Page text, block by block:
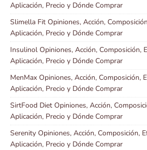
Aplicación, Precio y Dónde Comprar
Slimella Fit Opiniones, Acción,
Aplicación, Precio y Dónde Comprar
Insulinol Opiniones, Acción, Composición,
Aplicación, Precio y Dónde Comprar
MenMax Opiniones, Acción, Composición,
Aplicación, Precio y Dónde Comprar
SirtFood Diet Opiniones, Acción,
Aplicación, Precio y Dónde Comprar
Serenity Opiniones, Acción, Composición,
Aplicación, Precio y Dónde Comprar